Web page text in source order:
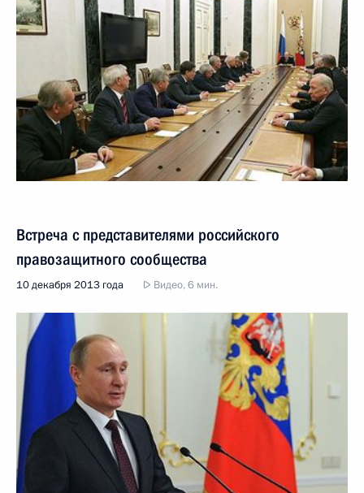
Встреча с представителями российского
правозащитного сообщества
10 декабря 2013 года Видео, 6 мин.